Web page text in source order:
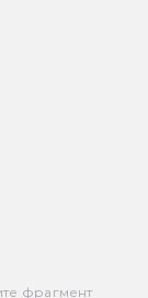
фрагмент